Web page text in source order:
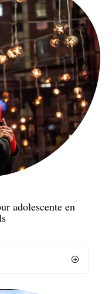
adolescente en